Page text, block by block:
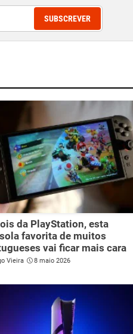
SUBSCREVER
da PlayStation, esta
favorita de muitos
vai ficar mais cara
Vieira 8 maio 2026